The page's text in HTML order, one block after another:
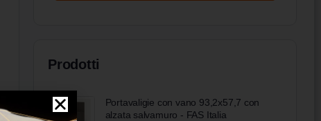
Prodotti
Portavaligie con vano 93,2x57,7 con
alzata salvamuro - FAS Italia